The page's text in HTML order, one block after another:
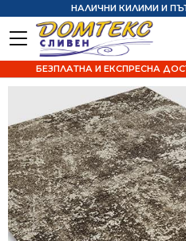
НАЛИЧНИ КИЛИМИ И
БЕЗПЛАТНА И ЕКСПРЕСНА